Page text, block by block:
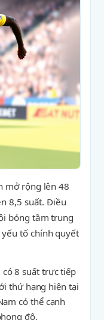
mở rộng lên 48
8,5 suất. Điều
bóng tầm trung
tố chính quyết
có 8 suất trực tiếp
thứ hạng hiện tại
có thể cạnh
độ.